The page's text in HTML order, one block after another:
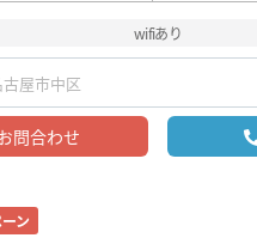
wifiあり
古屋市中区
問合わせ
ン